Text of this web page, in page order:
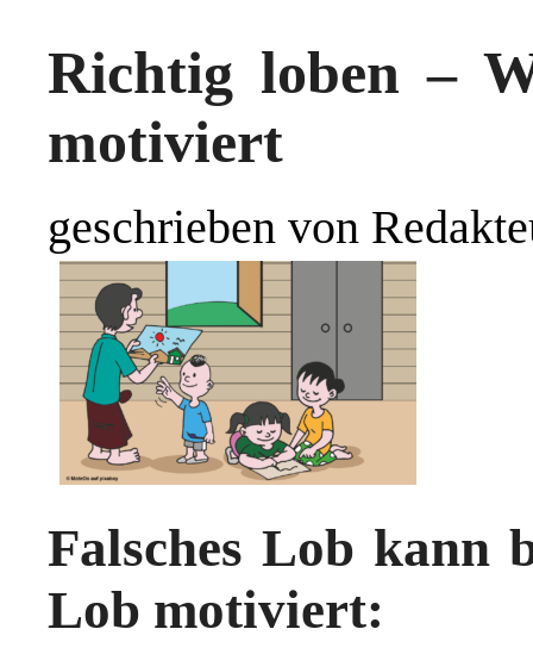
Richtig loben –
motiviert
geschrieben von
Falsches Lob kann
Lob motiviert: